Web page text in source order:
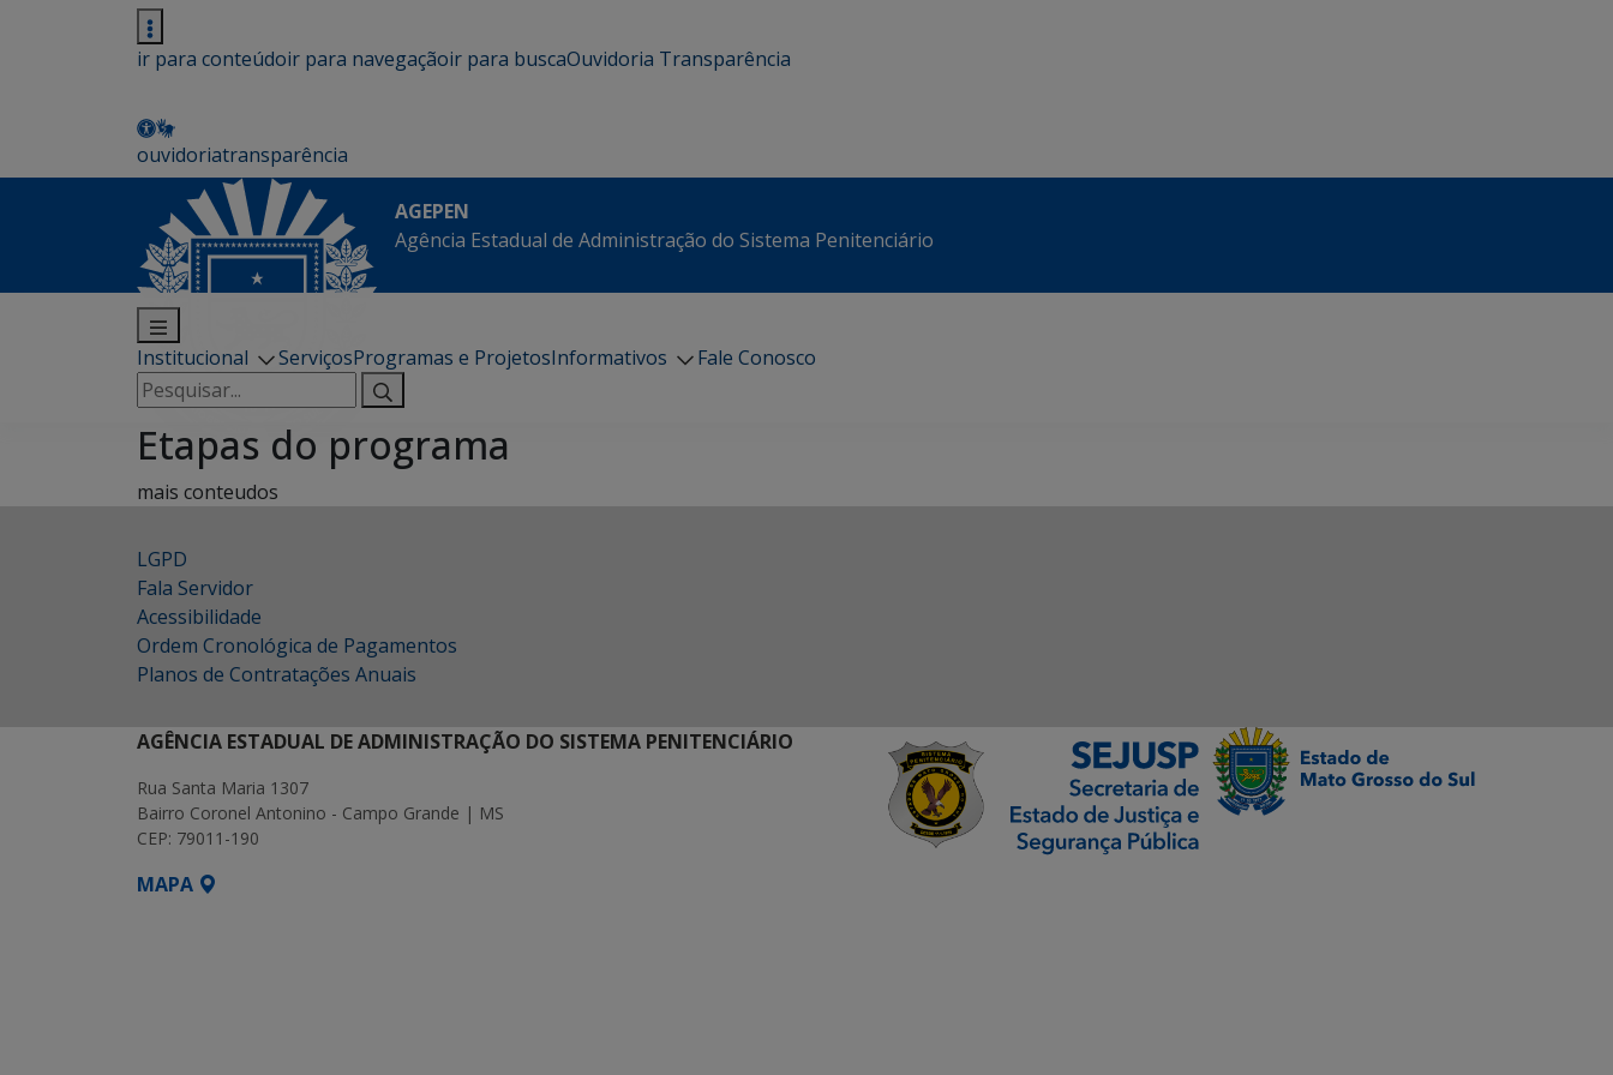
ir para conteúdoir para navegaçãoir para buscaOuvidoria Transparência
ouvidoriatransparência
AGEPEN
Agência Estadual de Administração do Sistema Penitenciário
Institucional ServiçosProgramas e ProjetosInformativos
Fale Conosco
Pesquisar
por:
Etapas do programa
mais conteudos
LGPD
Fala Servidor
Acessibilidade
Ordem Cronológica de Pagamentos
Planos de Contratações Anuais
AGÊNCIA ESTADUAL DE ADMINISTRAÇÃO DO SISTEMA PENITENCIÁRIO
Rua Santa Maria 1307
Bairro Coronel Antonino - Campo Grande | MS
CEP: 79011-190
MAPA